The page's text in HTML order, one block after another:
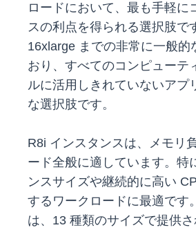
ロードにおいて、最も手軽に
スの利点を得られる選択肢で
16xlarge までの非常に一般的
おり、すべてのコンピューテ
ルに活用しきれていないアプ
な選択肢です。
R8i インスタンスは、メモリ
ード全般に適しています。特
ンスサイズや継続的に高い
するワークロードに最適です
は、13 種類のサイズで提供